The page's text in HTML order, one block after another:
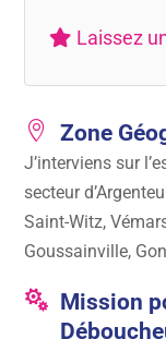
Laissez
 Zone
J’interviens sur
secteur
Saint-Witz,
Goussainville,

Mission